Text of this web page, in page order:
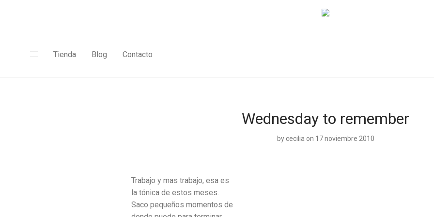
Tienda Blog Contacto
Wednesday to remember
bycecilia on 17 noviembre 2010
Trabajo y mas trabajo, esa es
la tónica de estos meses.
Saco pequeños momentos de